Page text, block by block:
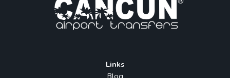
Links
Blog